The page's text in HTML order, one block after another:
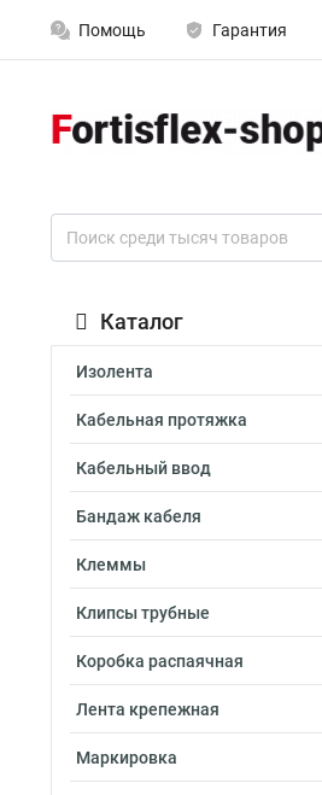
Помощь Гарантия
Каталог
Изолента
Кабельная протяжка
Кабельный ввод
Бандаж кабеля
Клеммы
Клипсы трубные
Коробка распаячная
Лента крепежная
Маркировка